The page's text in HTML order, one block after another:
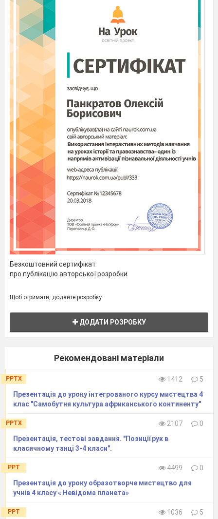
Безкоштовний сертифікат
про публікацію авторської розробки
Щоб отримати, додайте розробку
ДОДАТИ РОЗРОБКУ
Рекомендовані матеріали
PPTX 1412
5
Презентація до уроку інтегрованого курсу мистецтва 4
клас "Самобутня культура африканського континенту"
PPTX 2107
0
Презентація, тестові завдання. "Позиції рук в
класичному танці 3-4 класи".
PPT 4499
0
Презентація до уроку образотворче мистецтво для
учнів 4 класу « Невідома планета»
PPT 1036
5